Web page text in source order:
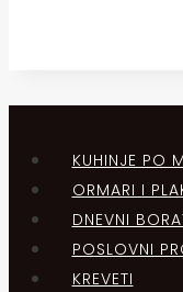
KUHINJE PO
ORMARI I
DNEVNI
POSLOVNI
KREVETI